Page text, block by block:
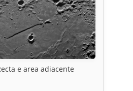
e area adiacente